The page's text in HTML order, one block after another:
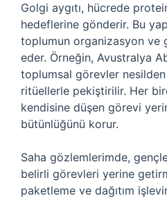
Golgi aygıtı, hücrede
hedeflerine gönderir. Bu
toplumun organizasyon ve
eder. Örneğin, Avustralya
toplumsal görevler nesilden
ritüellerle pekiştirilir. Her
kendisine düşen görevi
bütünlüğünü korur.
Saha gözlemlerimde,
belirli görevleri yerine
paketleme ve dağıtım